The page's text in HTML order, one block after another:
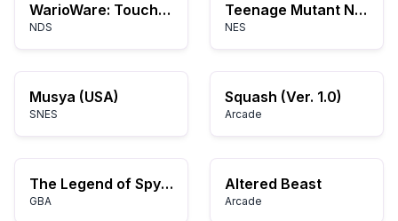
WarioWare: Touched!
NDS
Teenage Mutant Ninja Turtles II: Trò Chơi Arcade
NES
Musya (USA)
SNES
Squash (Ver. 1.0)
Arcade
The Legend of Spyro - The Eternal Night (E)(Sir VG)
GBA
Altered Beast
Arcade